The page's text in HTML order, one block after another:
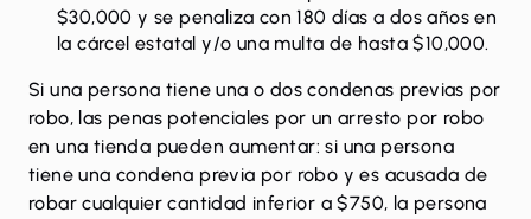
$30,000 y se penaliza con 180 días a dos años en
la cárcel estatal y/o una multa de hasta $10,000.
Si una persona tiene una o dos condenas previas por
robo, las penas potenciales por un arresto por robo
en una tienda pueden aumentar: si una persona
tiene una condena previa por robo y es acusada de
robar cualquier cantidad inferior a $750, la persona